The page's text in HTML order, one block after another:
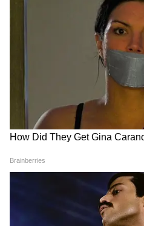
Image Credit :Instagram
3. दिव्येंदु शर्मा
फिल्म पेड्डी में दिव्येंदु शर्मा
आएंगे। बॉलीवुड की कई
आने वाले दिव्येंदु ने पेड्डी के